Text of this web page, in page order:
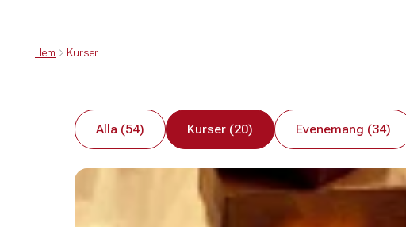
Hem Kurser
Alla (54) Kurser (20) Evenemang (34)